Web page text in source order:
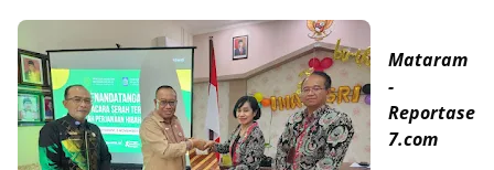
Mataram
-
Reportase
7.com